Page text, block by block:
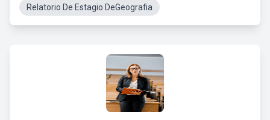
Relatorio De Estagio DeGeografia